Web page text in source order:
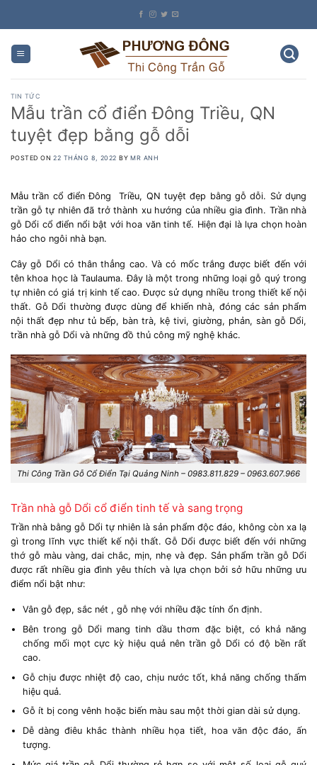
TIN TỨC
Mẫu trần cổ điển Đông Triều, QN
tuyệt đẹp bằng gỗ dỗi
POSTED ON22 THÁNG 8, 2022 BY MR ANH
Mẫu trần cổ điển Đông Triều, QN tuyệt đẹp bằng gỗ dỗi. Sử dụng
trần gỗ tự nhiên đã trở thành xu hướng của nhiều gia đình. Trần nhà
gỗ Dổi cổ điển nổi bật với hoa văn tinh tế. Hiện đại là lựa chọn hoàn
hảo cho ngôi nhà bạn.
Cây gỗ Dổi có thân thẳng cao. Và có mốc trắng được biết đến với
tên khoa học là Taulauma. Đây là một trong những loại gỗ quý trong
tự nhiên có giá trị kinh tế cao. Được sử dụng nhiều trong thiết kế nội
thất. Gỗ Dổi thường được dùng để khiến nhà, đóng các sản phẩm
nội thất đẹp như tủ bếp, bàn trà, kệ tivi, giường, phản, sàn gỗ Dổi,
trần nhà gỗ Dổi và những đồ thủ công mỹ nghệ khác.
Thi Công Trần Gỗ Cổ Điển Tại Quảng Ninh – 0983.811.829 – 0963.607.966
Trần nhà gỗ Dổi cổ điển tinh tế và sang trọng
Trần nhà bằng gỗ Dổi tự nhiên là sản phẩm độc đáo, không còn xa lạ
gì trong lĩnh vực thiết kế nội thất. Gỗ Dổi được biết đến với những
thớ gỗ màu vàng, dai chắc, mịn, nhẹ và đẹp. Sản phẩm trần gỗ Dổi
được rất nhiều gia đình yêu thích và lựa chọn bởi sở hữu những ưu
điểm nổi bật như:
Vân gỗ đẹp, sắc nét , gỗ nhẹ với nhiều đặc tính ổn định.
Bên trong gỗ Dổi mang tinh dầu thơm đặc biệt, có khả năng
chống mối mọt cực kỳ hiệu quả nên trần gỗ Dổi có độ bền rất
cao.
Gỗ chịu được nhiệt độ cao, chịu nước tốt, khả năng chống thấm
hiệu quả.
Gỗ ít bị cong vênh hoặc biến màu sau một thời gian dài sử dụng.
Dễ dàng điêu khắc thành nhiều họa tiết, hoa văn độc đáo, ấn
tượng.